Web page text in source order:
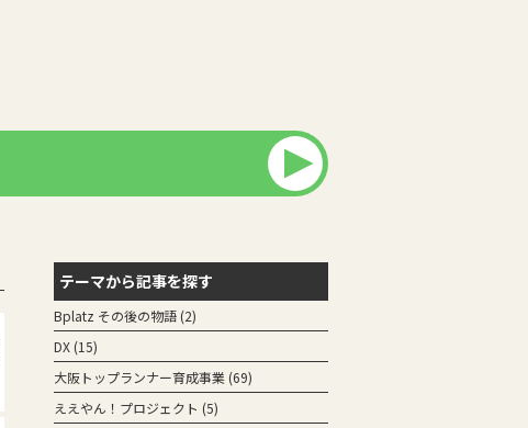
テーマから記事を探す
Bplatz その後の物語 (2)
DX (15)
⼤阪トップランナー育成事業 (69)
ええやん！プロジェクト (5)